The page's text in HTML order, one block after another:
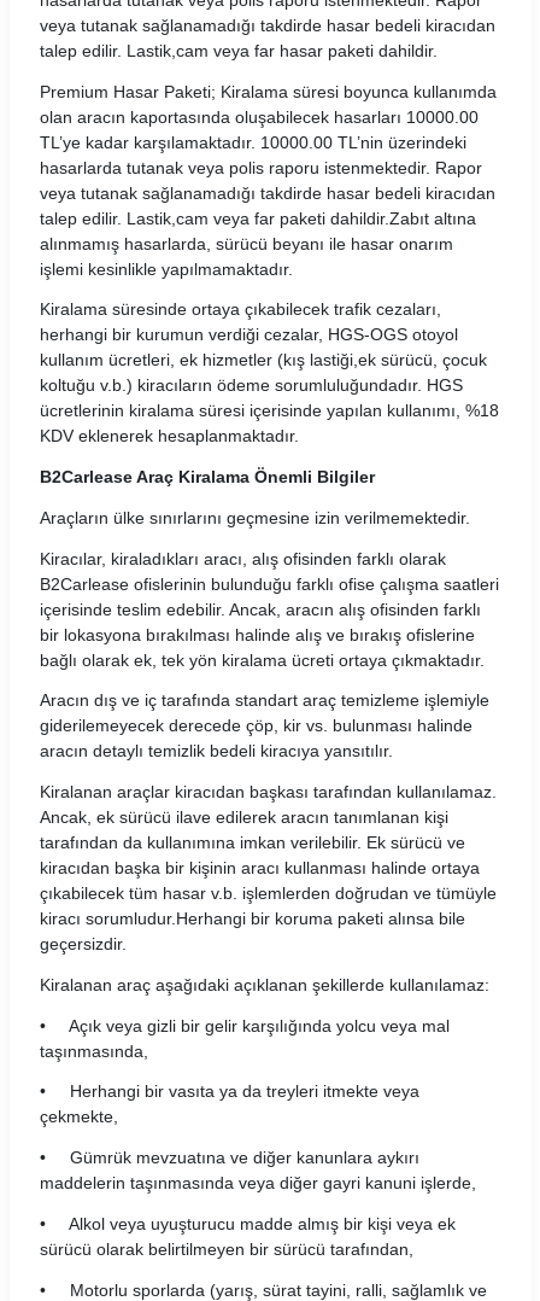
Rent Trendy Araç Kiralama Koşulları
Sixt Araç Kiralama Koşulları
Skyes Araç Kiralama Koşulları
SMT Filo Araç Kiralama Koşulları
The Leon Araç Kiralama Koşulları
Torlak Araç Kiralama Koşulları
Turento Araç Kiralama Koşulları
Turmobil Araç Kiralama Koşulları
Windy Araç Kiralama Koşulları
Wowcar Araç Kiralama Koşulları
Yavuz Rent Araç Kiralama Koşulları
Yol 24 Araç Kiralama Koşulları
veya tutanak sağlanamadığı takdirde hasar bedeli kiracıdan
talep edilir. Lastik,cam veya far hasar paketi dahildir.
Premium Hasar Paketi; Kiralama süresi boyunca kullanımda
olan aracın kaportasında oluşabilecek hasarları 10000.00
TL’ye kadar karşılamaktadır. 10000.00 TL’nin üzerindeki
hasarlarda tutanak veya polis raporu istenmektedir. Rapor
veya tutanak sağlanamadığı takdirde hasar bedeli kiracıdan
talep edilir. Lastik,cam veya far paketi dahildir.Zabıt altına
alınmamış hasarlarda, sürücü beyanı ile hasar onarım
işlemi kesinlikle yapılmamaktadır.
Kiralama süresinde ortaya çıkabilecek trafik cezaları,
herhangi bir kurumun verdiği cezalar, HGS-OGS otoyol
kullanım ücretleri, ek hizmetler (kış lastiği,ek sürücü, çocuk
koltuğu v.b.) kiracıların ödeme sorumluluğundadır. HGS
ücretlerinin kiralama süresi içerisinde yapılan kullanımı, %18
KDV eklenerek hesaplanmaktadır.
B2Carlease Araç Kiralama Önemli Bilgiler
Araçların ülke sınırlarını geçmesine izin verilmemektedir.
Kiracılar, kiraladıkları aracı, alış ofisinden farklı olarak
B2Carlease ofislerinin bulunduğu farklı ofise çalışma saatleri
içerisinde teslim edebilir. Ancak, aracın alış ofisinden farklı
bir lokasyona bırakılması halinde alış ve bırakış ofislerine
bağlı olarak ek, tek yön kiralama ücreti ortaya çıkmaktadır.
Aracın dış ve iç tarafında standart araç temizleme işlemiyle
giderilemeyecek derecede çöp, kir vs. bulunması halinde
aracın detaylı temizlik bedeli kiracıya yansıtılır.
Kiralanan araçlar kiracıdan başkası tarafından kullanılamaz.
Ancak, ek sürücü ilave edilerek aracın tanımlanan kişi
tarafından da kullanımına imkan verilebilir. Ek sürücü ve
kiracıdan başka bir kişinin aracı kullanması halinde ortaya
çıkabilecek tüm hasar v.b. işlemlerden doğrudan ve tümüyle
kiracı sorumludur.Herhangi bir koruma paketi alınsa bile
geçersizdir.
Kiralanan araç aşağıdaki açıklanan şekillerde kullanılamaz:
• Açık veya gizli bir gelir karşılığında yolcu veya mal
taşınmasında,
• Herhangi bir vasıta ya da treyleri itmekte veya
çekmekte,
• Gümrük mevzuatına ve diğer kanunlara aykırı
maddelerin taşınmasında veya diğer gayri kanuni işlerde,
• Alkol veya uyuşturucu madde almış bir kişi veya ek
sürücü olarak belirtilmeyen bir sürücü tarafından,
• Motorlu sporlarda (yarış, sürat tayini, ralli, sağlamlık ve